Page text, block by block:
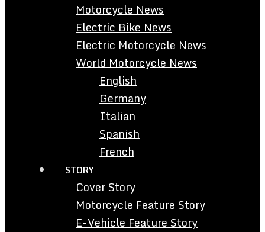
Motorcycle News
Electric Bike News
Electric Motorcycle News
World Motorcycle News
English
Germany
Italian
Spanish
French
STORY
Cover Story
Motorcycle Feature Story
E-Vehicle Feature Story